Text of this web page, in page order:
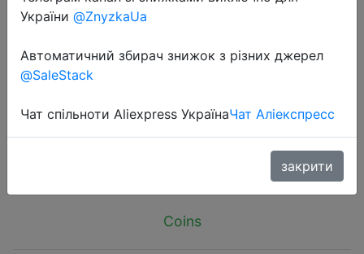
Cute Cartoon Dinosaur Baby
Backpacks Kindergarten Schoolbag
Children Boys Girls School Bags
Coins
України @ZnyzkaUa
Автоматичний збирач знижок з різних джерел
@SaleStack
Чат спільноти Aliexpress УкраїнаЧат Аліекспресс
закрити